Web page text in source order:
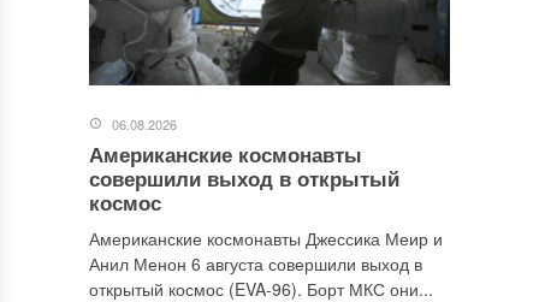
06.08.2026
Американские космонавты
совершили выход в открытый
космос
Американские космонавты Джессика Меир и
Анил Менон 6 августа совершили выход в
открытый космос (EVA-96). Борт МКС они...